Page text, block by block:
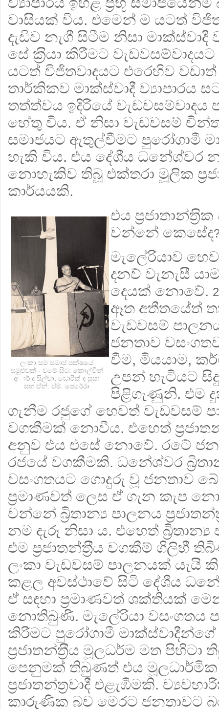
වාසියක් විය. එමෙන් ම යටත්
දැඩිව නැගී සිටීම නිසා මාක්ස්වාදී
සේ ක‍්‍රියා කිරීමට
යටත් විජිතවාදයට එරෙහිව
තාර්කිකව මාක්ස්වාදී ව්‍යාපාරය
තත්ත්වය ඉදිරියේ වැඩවසම්වාදය
හේතු විය. ඒ නිසා වැඩවසම්
සමාජයට ඇතුල්වීමට පුරෝගාමී
හැකි විය. එය දේශීය ධනේශ්වර
නොහැකිව තිබූ එක්තරා මූලික
කාර්යයකි.
ලංකා සම සමාජ පක්ෂයේ
සමුළුවක් - වමේ සිට: කොල්වින්
අාර් ද සිල්වා, ඩොරික් ද සූසා
සහ ඒන්. ඒම්. පෙරේරා
එය
වන්නේ කෙසේද
මැලේරියාව
දනව් වැනැසී
දෙයක් නොවේ.
ඈත අතීතයේත්
වැඩවසම්
ජනතාව
වීම, මියයාම,
උපන් හැටියට
පිළිගැණුනි. එම
ගැනීම රජුගේ හෙවත් වැඩවසම්
වගකීමක් නොවීය. එහෙත්
අනුව එය එසේ නොවේ. රටේ
රජයේ වගකීමකි. ධනේශ්වර
වසංගතයට ගොදුරු වූ ජනතාව
ප‍්‍රමාණවත් ලෙස ඒ ගැන කැප
වන්නේ බ්‍රිතාන්‍ය පාලනය
නම දැරූ නිසා ය. එහෙත්
එම ප‍්‍රජාතන්ත‍්‍රීය වගකීම් ගිලිහී
ලංකා වැඩවසම් පාලනයක් යැයි
කළල අවස්ථාවේ සිටි දේශීය
ඒ සඳහා ප‍්‍රමාණවත් ශක්තියක්
නොතිබුණි. මැලේරියා වසංගතය
කිරීමට පුරෝගාමී
ප‍්‍රජාතන්ත‍්‍රීය මූලධර්ම මත
පෙනුමක් තිබුණත් එය
ප‍්‍රජාතන්ත‍්‍රවාදී එළැඹීමකි.
කාරුණික බව මෙරට ජනතාවට